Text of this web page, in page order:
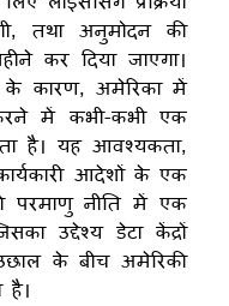
तथा अनुमोदन की
कर दिया जाएगा।
के कारण, अमेरिका में
में कभी-कभी एक
है। यह आवश्यकता,
कार्यकारी आदेशों के एक
परमाणु नीति में एक
उद्देश्य डेटा केंद्रों
के बीच अमेरिकी
है।